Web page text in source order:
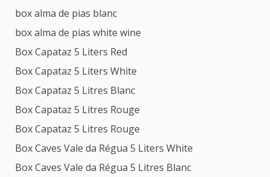
box alma de pias blanc
box alma de pias white wine
Box Capataz 5 Liters Red
Box Capataz 5 Liters White
Box Capataz 5 Litres Blanc
Box Capataz 5 Litres Rouge
Box Capataz 5 Litres Rouge
Box Caves Vale da Régua 5 Liters White
Box Caves Vale da Régua 5 Litres Blanc